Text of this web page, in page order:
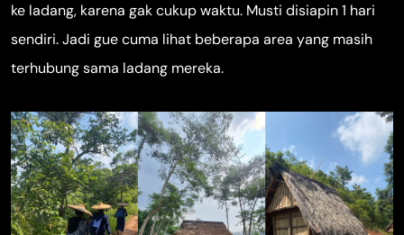
ke ladang, karena gak cukup waktu. Musti disiapin 1 hari
sendiri. Jadi gue cuma lihat beberapa area yang masih
terhubung sama ladang mereka.